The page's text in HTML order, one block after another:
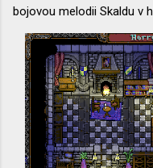
bojovou melodii Skaldu v